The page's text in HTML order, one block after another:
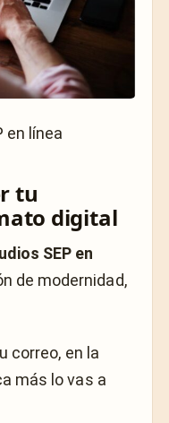
en línea
tu
digital
SEP en
de modernidad,
correo, en la
más lo vas a